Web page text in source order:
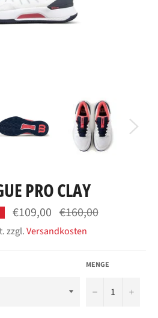
PRO CLAY
€109,00 Normaler
Preis
€160,00
zzgl.Versandkosten
MENGE
− +